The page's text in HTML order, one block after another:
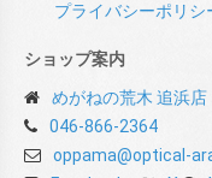
プライバシーポリシ
ショップ案内
めがねの荒木 追浜店
046-866-2364
oppama@optical-